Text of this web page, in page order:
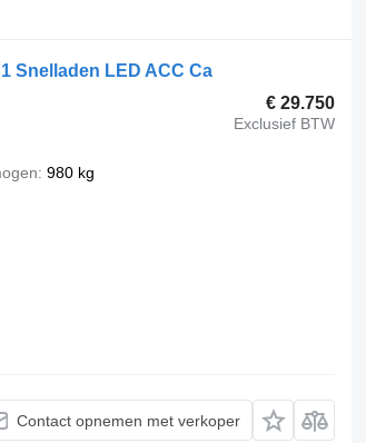
Snelladen LED ACC Ca
€ 29.750
Exclusief BTW
980 kg
Contact opnemen met verkoper